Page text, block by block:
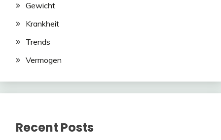
Gewicht
Krankheit
Trends
Vermogen
Recent Posts